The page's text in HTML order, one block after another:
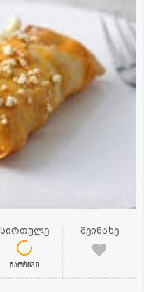
სირთულე
მარტივი
შეინახე